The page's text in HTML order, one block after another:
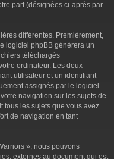
part (désignées ci-après par
différentes. Premièrement,
logiciel phpBB génèrera un
téléchargés
ordinateur. Les deux
utilisateur et un identifiant
assignés par le logiciel
navigation sur les sujets de
tous les sujets que vous avez
de navigation en tant
», nous pouvons
externes au document qui est